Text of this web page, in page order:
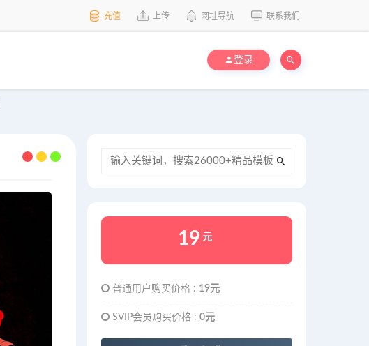
充值 上传 网址导航 联系我们
登录
19 元
普通用户购买价格 : 19元
SVIP会员购买价格 : 0元